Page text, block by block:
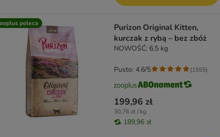
poleca
Purizon Original Kitten,
kurczak z rybą – bez zbóż
NOWOŚĆ: 6,5 kg
199,96 zł
30,76 zł / kg
189,96 zł
Pusto: 4.6/5 (1555)